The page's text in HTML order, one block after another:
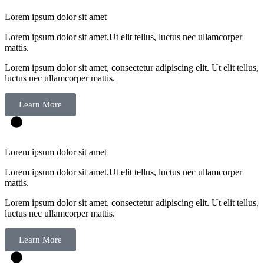
Lorem ipsum dolor sit amet
Lorem ipsum dolor sit amet.Ut elit tellus, luctus nec ullamcorper
mattis.
Lorem ipsum dolor sit amet, consectetur adipiscing elit. Ut elit tellus,
luctus nec ullamcorper mattis.
Learn More
Lorem ipsum dolor sit amet
Lorem ipsum dolor sit amet.Ut elit tellus, luctus nec ullamcorper
mattis.
Lorem ipsum dolor sit amet, consectetur adipiscing elit. Ut elit tellus,
luctus nec ullamcorper mattis.
Learn More